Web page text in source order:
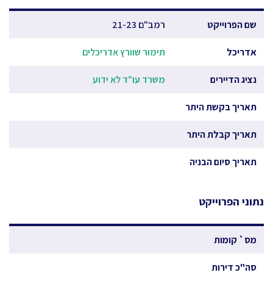
שם הפרוייקט רמב"ם 21-23
אדריכל תימור שוורץ אדריכלים
נציג הדיירים משרד עו"ד לא ידוע
תאריך בקשת היתר
תאריך קבלת היתר
תאריך סיום הבניה
נתוני הפרוייקט
מס` קומות
סה"כ דירות